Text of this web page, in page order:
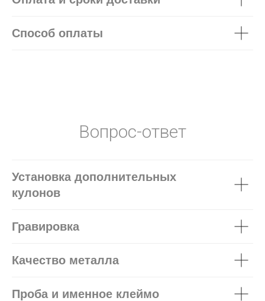
Способ оплаты
Вопрос-ответ
Установка дополнительных
кулонов
Гравировка
Качество металла
Проба и именное клеймо